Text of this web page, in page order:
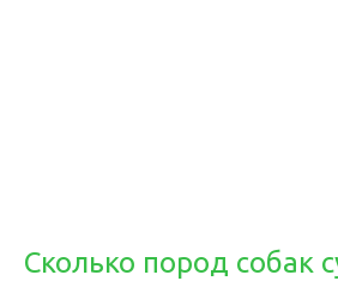
Сколько пород собак